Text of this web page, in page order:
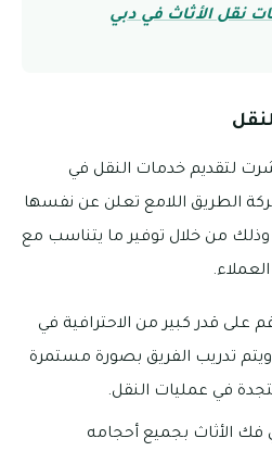
نقل الأثاث في دبي
لتقديم خدمات النقل في
الطريق اللامع تعلن عن نفسها
وذلك من خلال توفير ما يتناسب مع
على قدر كبير من الاحترافية في
ويتم تدريب الفريق بصورة مستمرة
في عمليات النقل.
فك الأثاث بجميع أحجامه